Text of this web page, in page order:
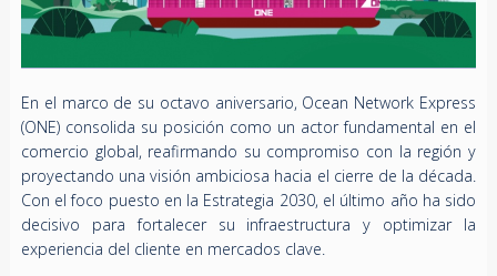
En el marco de su octavo aniversario, Ocean Network Express
(ONE) consolida su posición como un actor fundamental en el
comercio global, reafirmando su compromiso con la región y
proyectando una visión ambiciosa hacia el cierre de la década.
Con el foco puesto en la Estrategia 2030, el último año ha sido
decisivo para fortalecer su infraestructura y optimizar la
experiencia del cliente en mercados clave.